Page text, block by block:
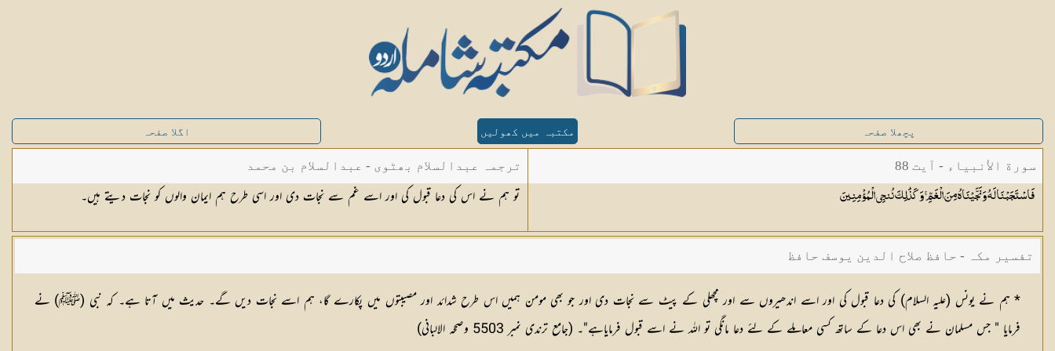
پچھلا صفحہ مکتبہ میں کھولیں اگلا صفحہ
سورة الأنبياء - آیت 88
فَاسْتَجَبْنَا لَهُ وَنَجَّيْنَاهُ مِنَ الْغَمِّ ۚ وَكَذَٰلِكَ نُنجِيالْمُؤْمِنِينَ
ترجمہ عبدالسلام بھٹوی - عبدالسلام بن محمد
تو ہم نے اس کی دعا قبول کی اور اسے غم سے نجات دی اور اسی طرح ہم ایمان والوں کو نجات دیتے ہیں۔
تفسیر مکہ - حافظ صلاح الدین یوسف حافظ
* ہم نے یونس (عليہ السلام) کی دعا قبول کی اور اسے اندھیروں سے اور مچھلی کے پیٹ سے نجات دی اور جو بھی مومن ہمیں اس طرح شدائد اور مصیبتوں میں پکارے گا، ہم اسے نجات دیں گے۔ حدیث میں آتا ہے۔ کہ نبی (ﷺ) نے
فرمایا " جس مسلمان نے بھی اس دعا کے ساتھ کسی معاملے کے لئے دعا مانگی تو اللہ نے اسے قبول فرمایاہے"۔ (جامع ترندی نمبر 5503 وصححہ الالبانی)